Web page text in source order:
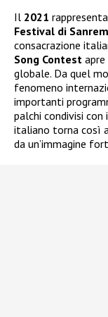
Il 2021
Festival di
consacrazione
Song Contest
globale. Da quel
fenomeno
importanti
palchi condivisi
italiano torna così
da un’immagine